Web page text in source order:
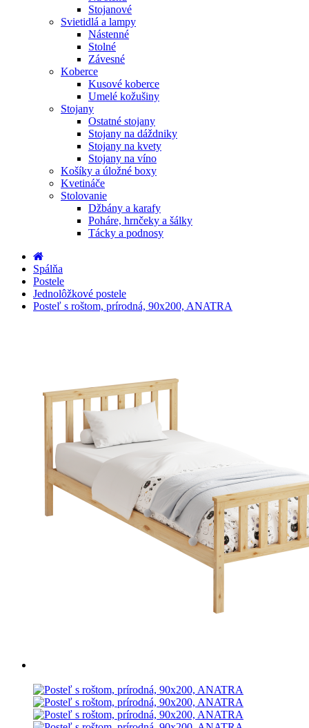
Stojanové
Svietidlá a lampy
Nástenné
Stolné
Závesné
Koberce
Kusové koberce
Umelé kožušiny
Stojany
Ostatné stojany
Stojany na dáždniky
Stojany na kvety
Stojany na víno
Košíky a úložné boxy
Kvetináče
Stolovanie
Džbány a karafy
Poháre, hrnčeky a šálky
Tácky a podnosy
Spálňa
Postele
Jednolôžkové postele
Posteľ s roštom, prírodná, 90x200, ANATRA